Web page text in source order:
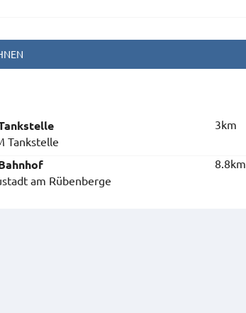
Tankstelle
3km
am Rübenberge
8.8km